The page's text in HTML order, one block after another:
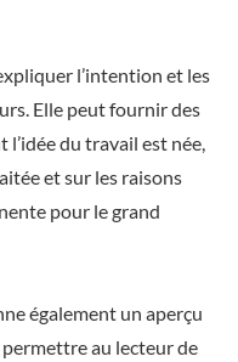
l’intention et les
Elle peut fournir des
du travail est née,
et sur les raisons
pour le grand
également un aperçu
au lecteur de